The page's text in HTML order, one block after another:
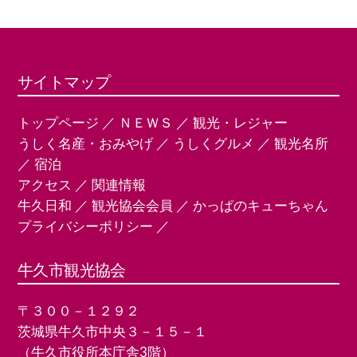
サイトマップ
トップページ ／ ＮＥＷＳ ／ 観光・レジャー
うしく名産・おみやげ ／ うしくグルメ ／ 観光名所
／ 宿泊
アクセス ／ 関連情報
牛久日和 ／ 観光協会会員 ／ かっぱのキューちゃん
プライバシーポリシー ／
牛久市観光協会
〒３００－１２９２
茨城県牛久市中央３－１５－１
（牛久市役所本庁舎3階）